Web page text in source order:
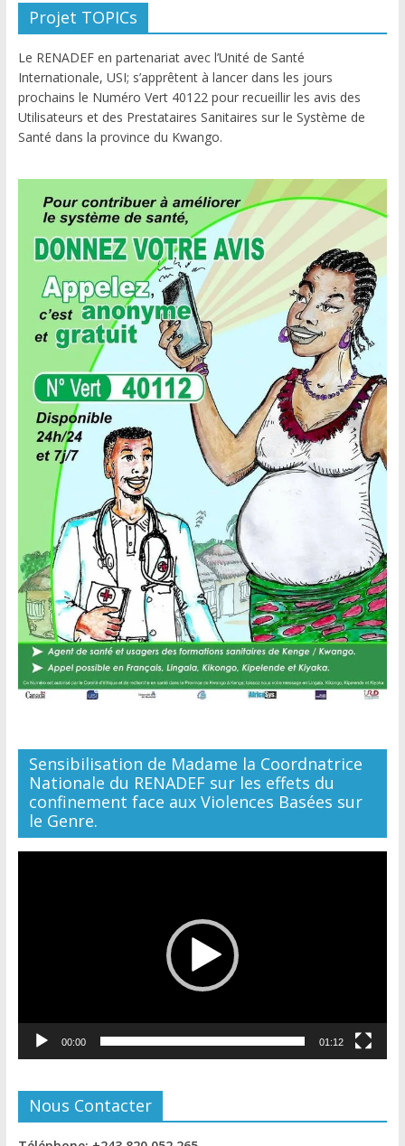
Projet TOPICs
Le RENADEF en partenariat avec l’Unité de Santé
Internationale, USI; s’apprêtent à lancer dans les jours
prochains le Numéro Vert 40122 pour recueillir les avis des
Utilisateurs et des Prestataires Sanitaires sur le Système de
Santé dans la province du Kwango.
Sensibilisation de Madame la Coordnatrice
Nationale du RENADEF sur les effets du
confinement face aux Violences Basées sur
le Genre.
00:00 01:12
Nous Contacter